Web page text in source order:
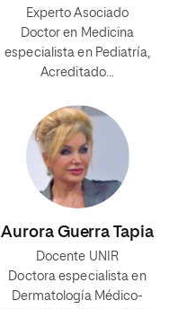
Experto Asociado
Doctor en Medicina
especialista en Pediatría,
Acreditado…
Aurora Guerra Tapia
Docente UNIR
Doctora especialista en
Dermatología Médico-